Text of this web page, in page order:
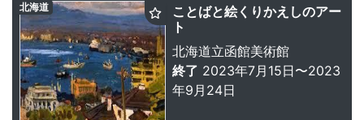
ことばと絵くりかえしのアー
ト
北海道立函館美術館
終了 2023年7月15日〜2023
年9月24日
北海道